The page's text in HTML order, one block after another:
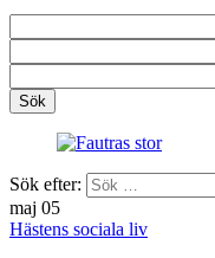
Sök
Sök efter:
maj 05
Hästens sociala liv